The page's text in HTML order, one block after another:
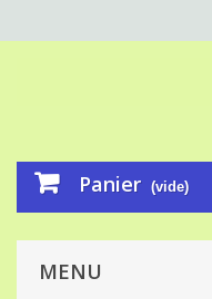
Panier (vide)
MENU